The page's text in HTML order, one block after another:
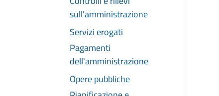
sull'amministrazione
Servizi erogati
Pagamenti
dell'amministrazione
Opere pubbliche